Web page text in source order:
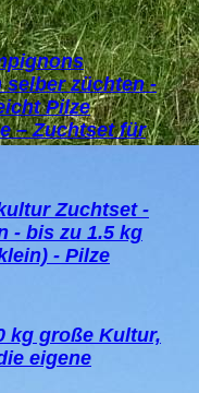
selber züchten -
Pilze
– Zuchtset für
Zuchtset -
- bis zu 1.5 kg
- Pilze
kg große Kultur,
eigene